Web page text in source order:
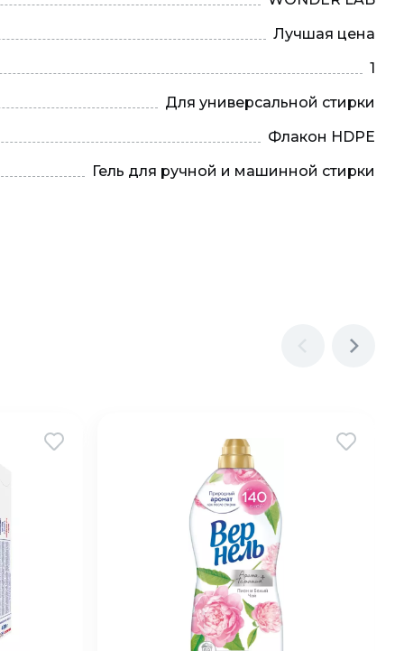
Лучшая цена
1
Для универсальной стирки
Флакон HDPE
Гель для ручной и машинной стирки